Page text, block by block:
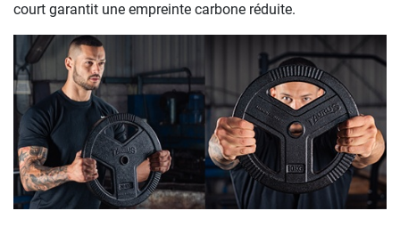
court garantit une empreinte carbone réduite.